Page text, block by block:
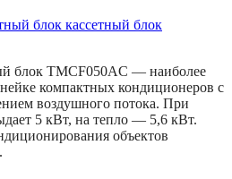
блок TMCF050AС — наиболее
компактных кондиционеров с
воздушного потока. При
5 кВт, на тепло — 5,6 кВт.
объектов